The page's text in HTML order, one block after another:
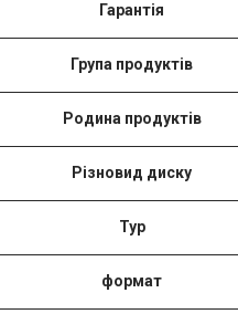
Гарантія
Група продуктів
Родина продуктів
Різновид диску
Typ
формат